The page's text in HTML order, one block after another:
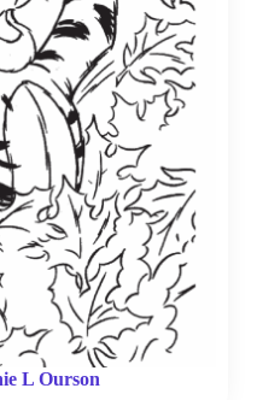
L Ourson